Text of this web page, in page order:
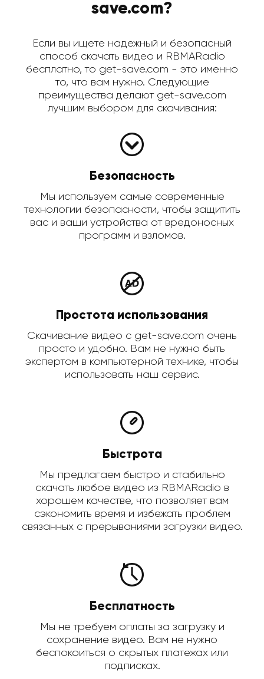
save.com?
Если вы ищете надежный и безопасный
способ скачать видео и RBMARadio
бесплатно, то get-save.com - это именно
то, что вам нужно. Следующие
преимущества делают get-save.com
лучшим выбором для скачивания:
Безопасность
Мы используем самые современные
технологии безопасности, чтобы защитить
вас и ваши устройства от вредоносных
программ и взломов.
Простота использования
Скачивание видео с get-save.com очень
просто и удобно. Вам не нужно быть
экспертом в компьютерной технике, чтобы
использовать наш сервис.
Быстрота
Мы предлагаем быстро и стабильно
скачать любое видео из RBMARadio в
хорошем качестве, что позволяет вам
сэкономить время и избежать проблем
связанных с прерываниями загрузки видео.
Бесплатность
Мы не требуем оплаты за загрузку и
сохранение видео. Вам не нужно
беспокоиться о скрытых платежах или
подписках.